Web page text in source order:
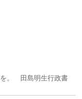
を。 田島明生行政書